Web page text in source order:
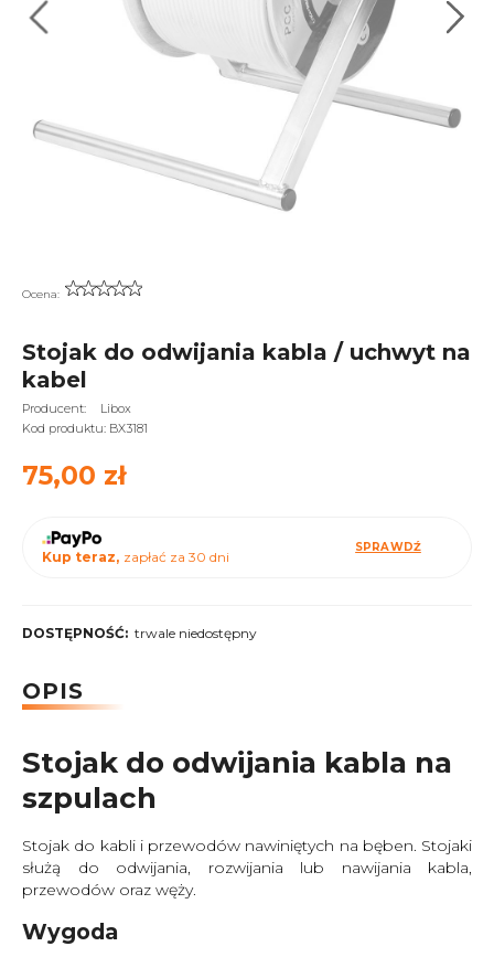
Ocena:
Stojak do odwijania kabla / uchwyt na
kabel
Producent:
Libox
Kod produktu: BX3181
75,00 zł
Kup teraz, zapłać za 30 dni
SPRAWDŹ
DOSTĘPNOŚĆ: trwale niedostępny
OPIS
Stojak do odwijania kabla na
szpulach
Stojak do kabli i przewodów nawiniętych na bęben. Stojaki
służą do odwijania, rozwijania lub nawijania kabla,
przewodów oraz węży.
Wygoda